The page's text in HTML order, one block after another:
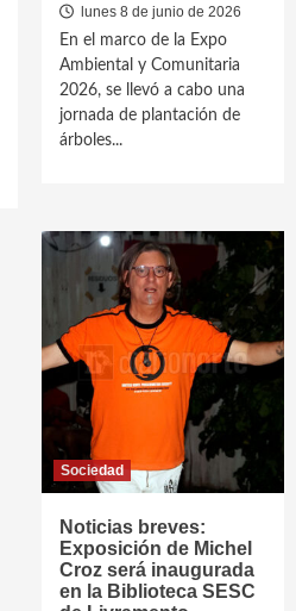
lunes 8 de junio de 2026
En el marco de la Expo
Ambiental y Comunitaria
2026, se llevó a cabo una
jornada de plantación de
árboles...
Sociedad
Noticias breves:
Exposición de Michel
Croz será inaugurada
en la Biblioteca SESC